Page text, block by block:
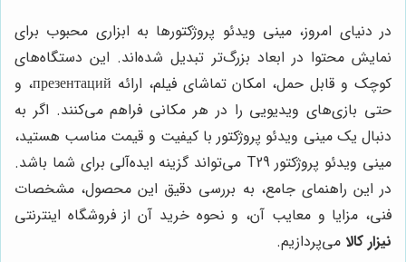
در دنیای امروز، مینی ویدئو پروژکتورها به ابزاری محبوب برای
نمایش محتوا در ابعاد بزرگ‌تر تبدیل شده‌اند. این دستگاه‌های
کوچک و قابل حمل، امکان تماشای فیلم، ارائه презентаций، و
حتی بازی‌های ویدیویی را در هر مکانی فراهم می‌کنند. اگر به
دنبال یک مینی ویدئو پروژکتور با کیفیت و قیمت مناسب هستید،
مینی ویدئو پروژکتور T29 می‌تواند گزینه ایده‌آلی برای شما باشد.
در این راهنمای جامع، به بررسی دقیق این محصول، مشخصات
فنی، مزایا و معایب آن، و نحوه خرید آن از فروشگاه اینترنتی
نیزار کالا می‌پردازیم.